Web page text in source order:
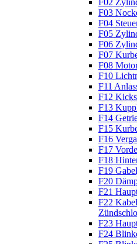
F03
F04
F05
F06
F07
F08
F10
F11
F12
F13
F14
F15
F16
F17
F18
F19
F20
F21
F22
F23
F24